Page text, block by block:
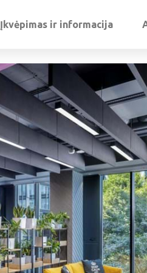
Įkvėpimas ir informacija